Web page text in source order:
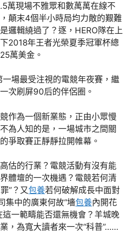
萬現場不雅眾和數萬萬在線不
顛末4個半小時局均力敵的艱難
邏輯繞過了？逐，HERO隊在上
2018年王者光榮夏季冠軍杯總
萬美金。
場最受注視的電競年夜賽，繼
次刷屏90后的伴侶圈。
作為一個新業態，正由小眾慢
為人知的是，一場城市之間關
爭取賽正靜靜拉開帷幕。
估的行業？電競活動有沒有能
體壇的一次機遇？電競若何清
”？又包養若何破解成長中面對
集中的廣東何故“墻包養內開花
這一範疇能否還無機會？羊城晚
，為寬大讀者來一次“科普”……